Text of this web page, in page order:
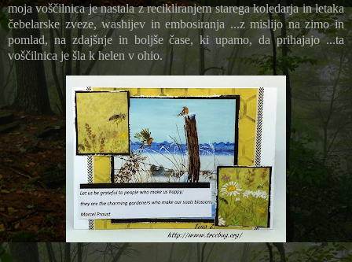
moja voščilnica je nastala z recikliranjem starega koledarja in letaka
čebelarske zveze, washijev in embosiranja ...z mislijo na zimo in
pomlad, na zdajšnje in boljše čase, ki upamo, da prihajajo ...ta
voščilnica je šla k helen v ohio.